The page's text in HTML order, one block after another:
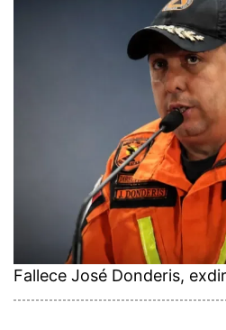
Fallece José Donderis,